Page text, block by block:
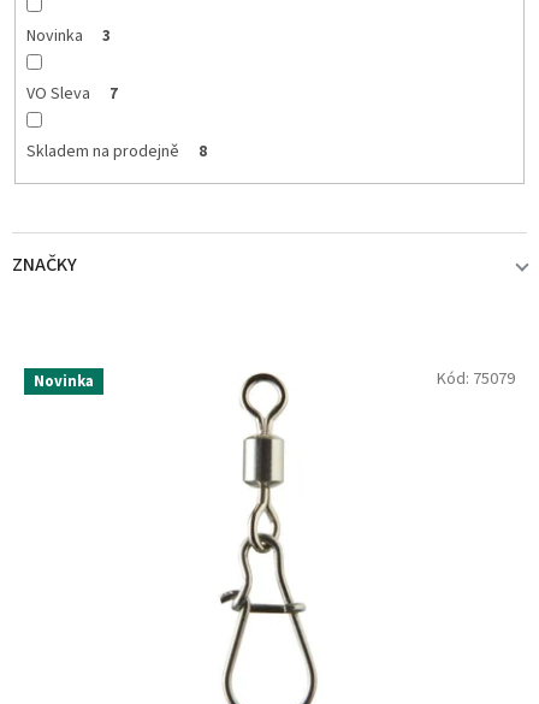
Novinka 3
VO Sleva 7
Skladem na prodejně 8
ZNAČKY
Novinka Kód: 75079